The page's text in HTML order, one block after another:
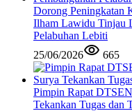
Dorong Peningkatan
Ilham Lawidu Tinjau
Pelabuhan Lebiti
25/06/2026
665
Pimpin Rapat
Tekankan Tugas dan